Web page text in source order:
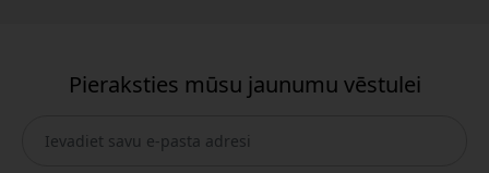
Pieraksties mūsu jaunumu vēstulei